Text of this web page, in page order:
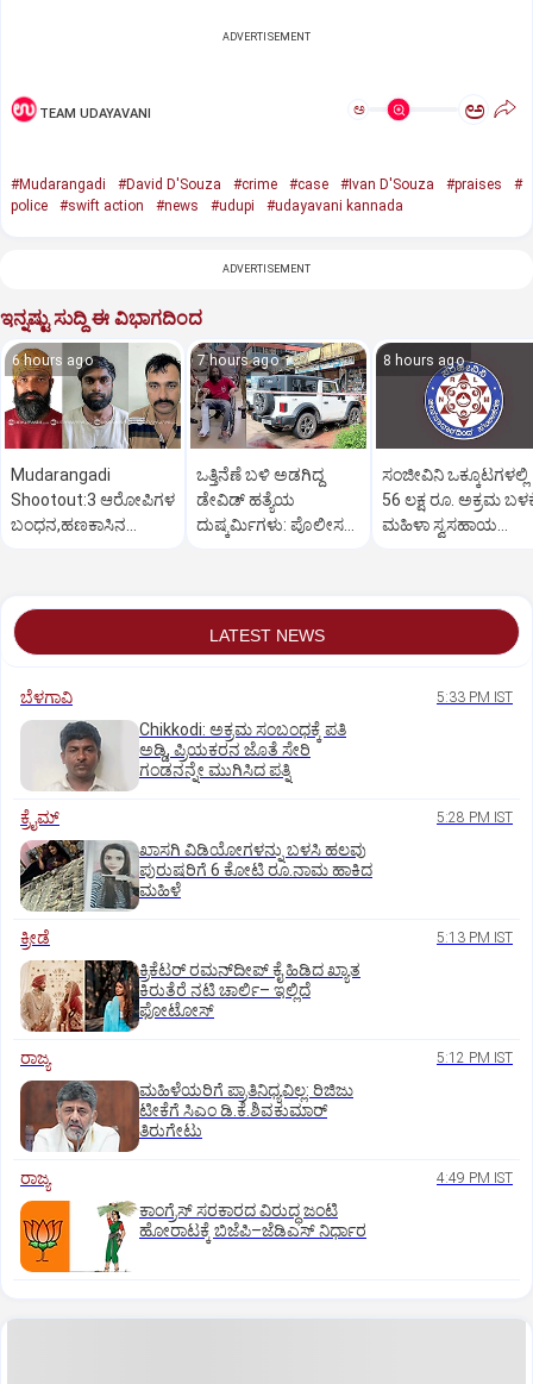
ADVERTISEMENT
TEAM UDAYAVANI ಅ ಅ
#Mudarangadi #David D'Souza #crime #case #Ivan D'Souza #praises
#
police
#swift action #news #udupi #udayavani kannada
ADVERTISEMENT
ಇನ್ನಷ್ಟು ಸುದ್ದಿ ಈ ವಿಭಾಗದಿಂದ
6 hours ago
Mudarangadi
Shootout:‌3 ಆರೋಪಿಗಳ
ಬಂಧನ,ಹಣಕಾಸಿನ
7 hours ago
ಒತ್ತಿನೆಣೆ ಬಳಿ ಅಡಗಿದ್ದ
ಡೇವಿಡ್‌ ಹತ್ಯೆಯ
ದುಷ್ಕರ್ಮಿಗಳು: ಪೊಲೀಸರ
8 hours ago
ಸಂಜೀವಿನಿ ಒಕ್ಕೂಟಗಳಲ್ಲಿ
56 ಲಕ್ಷ ರೂ. ಅಕ್ರಮ
ಮಹಿಳಾ ಸ್ವಸಹಾಯ
LATEST NEWS
ಬೆಳಗಾವಿ 5:33 PM IST
Chikkodi: ಅಕ್ರಮ ಸಂಬಂಧಕ್ಕೆ ಪತಿ
ಅಡ್ಡಿ, ಪ್ರಿಯಕರನ ಜೊತೆ ಸೇರಿ
ಗಂಡನನ್ನೇ ಮುಗಿಸಿದ ಪತ್ನಿ
ಕ್ರೈಮ್ 5:28 PM IST
ಖಾಸಗಿ ವಿಡಿಯೋಗಳನ್ನು ಬಳಸಿ ಹಲವು
ಪುರುಷರಿಗೆ 6 ಕೋಟಿ ರೂ.ನಾಮ ಹಾಕಿದ
ಮಹಿಳೆ
ಕ್ರೀಡೆ 5:13 PM IST
ಕ್ರಿಕೆಟರ್‌ ರಮನ್‌ದೀಪ್‌ ಕೈ ಹಿಡಿದ ಖ್ಯಾತ
ಕಿರುತೆರೆ ನಟಿ ಚಾರ್ಲಿ– ಇಲ್ಲಿದೆ
ಫೋಟೋಸ್
ರಾಜ್ಯ 5:12 PM IST
ಮಹಿಳೆಯರಿಗೆ ಪ್ರಾತಿನಿಧ್ಯವಿಲ್ಲ: ರಿಜಿಜು
ಟೀಕೆಗೆ ಸಿಎಂ ಡಿ.ಕೆ.ಶಿವಕುಮಾರ್
ತಿರುಗೇಟು
ರಾಜ್ಯ 4:49 PM IST
ಕಾಂಗ್ರೆಸ್‌ ಸರಕಾರದ ವಿರುದ್ಧ ಜಂಟಿ
ಹೋರಾಟಕ್ಕೆ ಬಿಜೆಪಿ–ಜೆಡಿಎಸ್‌ ನಿರ್ಧಾರ